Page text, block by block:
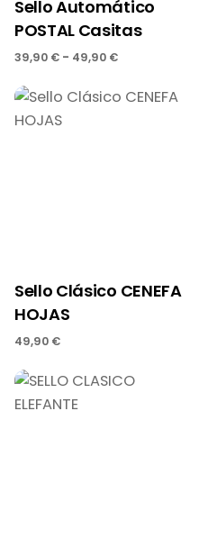
Sello Automático
POSTAL Casitas
39,90 € - 49,90 €
Sello Clásico CENEFA
HOJAS
49,90 €